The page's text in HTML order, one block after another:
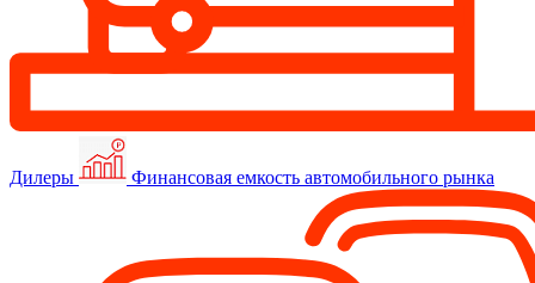
Дилеры Финансовая емкость автомобильного рынка